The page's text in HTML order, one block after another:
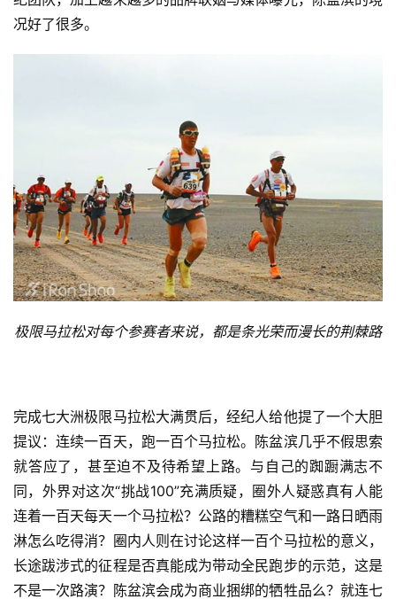
况好了很多。
极限马拉松对每个参赛者来说，都是条光荣而漫长的荆棘路
完成七大洲极限马拉松大满贯后，经纪人给他提了一个大胆
提议：连续一百天，跑一百个马拉松。陈盆滨几乎不假思索
就答应了，甚至迫不及待希望上路。与自己的踟蹰满志不
同，外界对这次“挑战100”充满质疑，圈外人疑惑真有人能
连着一百天每天一个马拉松？公路的糟糕空气和一路日晒雨
淋怎么吃得消？圈内人则在讨论这样一百个马拉松的意义，
长途跋涉式的征程是否真能成为带动全民跑步的示范，这是
不是一次路演？陈盆滨会成为商业捆绑的牺牲品么？就连七